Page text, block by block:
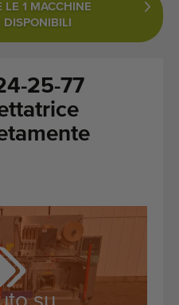
1 MACCHINE
DISPONIBILI
25-77